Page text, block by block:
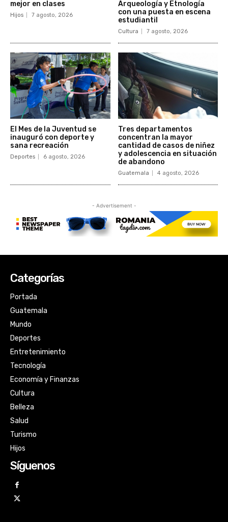
Categorías
Portada
Guatemala
Mundo
Deportes
Entretenimiento
Tecnología
Economía y Finanzas
Cultura
Belleza
Salud
Turismo
Hijos
Síguenos